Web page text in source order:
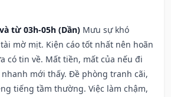
từ 03h-05h (Dần) Mưu sự khó
mờ mịt. Kiện cáo tốt nhất nên hoãn
có tin về. Mất tiền, mất của nếu đi
mới thấy. Đề phòng tranh cãi,
tiếng tầm thường. Việc làm chậm,